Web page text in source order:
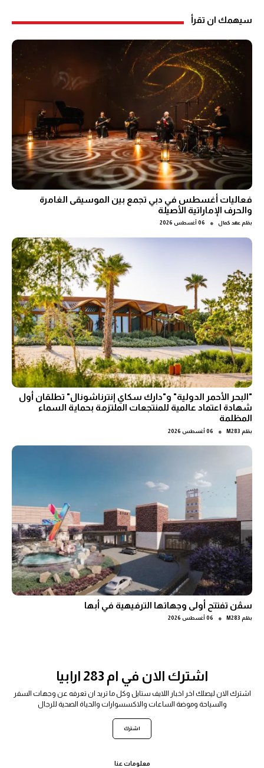
سيهمك ان تقرأ
فعاليات أغسطس في دبي تجمع بين الموسيقى الغامرة
والحرف الإماراتية الأصيلة
بقلم عهد كمال ● 06 أغسطس 2026
"البحر الأحمر الدولية" و"دارك سكاي إنترناشونال" تطلقان أول
شهادة اعتماد عالمية للمنتجعات الملتزمة بحماية السماء
المظلمة
بقلم M283
● 06 أغسطس 2026
سڤن تفتتح أولى وجهاتها الترفيهية في أبها
بقلم M283
● 06 أغسطس 2026
اشترك الان في ام 283 ارابيا
اشترك الان ليصلك اخر اخبار اللايف ستايل وكل ما تريد ان تعرفه عن وجهات السفر
والسياحة وموضة الساعات والاكسسوارات والحياة الصحية للرجال
اشترك
معلومات عنا